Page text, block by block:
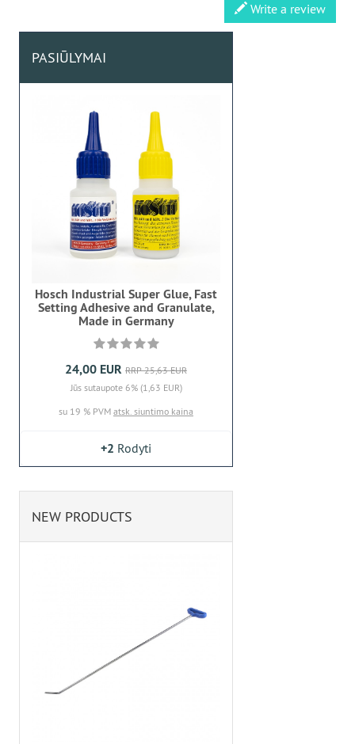
Write a review
PASIŪLYMAI
Hosch Industrial Super Glue, Fast
Setting Adhesive and Granulate,
Made in Germany
24,00 EUR RRP 25,63 EUR
Jūs sutaupote 6% (1,63 EUR)
su 19 % PVM atsk. siuntimo kaina
+2 Rodyti
NEW PRODUCTS